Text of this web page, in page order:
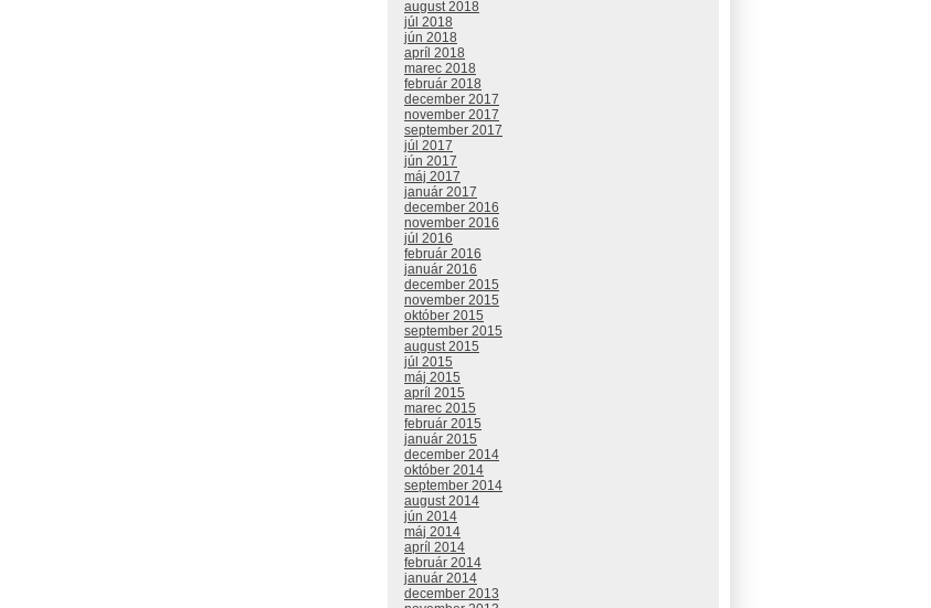
august 2018
júl 2018
jún 2018
apríl 2018
marec 2018
február 2018
december 2017
november 2017
september 2017
júl 2017
jún 2017
máj 2017
január 2017
december 2016
november 2016
júl 2016
február 2016
január 2016
december 2015
november 2015
október 2015
september 2015
august 2015
júl 2015
máj 2015
apríl 2015
marec 2015
február 2015
január 2015
december 2014
október 2014
september 2014
august 2014
jún 2014
máj 2014
apríl 2014
február 2014
január 2014
december 2013